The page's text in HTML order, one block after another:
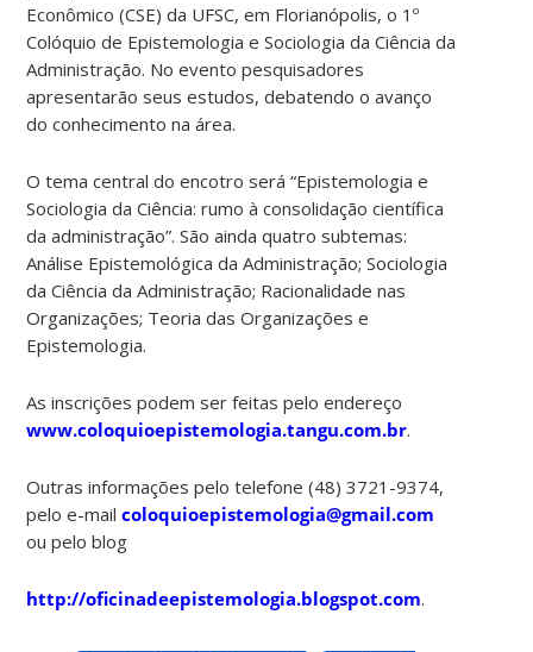
Econômico (CSE) da UFSC, em Florianópolis, o 1º
Colóquio de Epistemologia e Sociologia da Ciência da
Administração. No evento pesquisadores
apresentarão seus estudos, debatendo o avanço
do conhecimento na área.
O tema central do encotro será “Epistemologia e
Sociologia da Ciência: rumo à consolidação científica
da administração”. São ainda quatro subtemas:
Análise Epistemológica da Administração; Sociologia
da Ciência da Administração; Racionalidade nas
Organizações; Teoria das Organizações e
Epistemologia.
As inscrições podem ser feitas pelo endereço
www.coloquioepistemologia.tangu.com.br.
Outras informações pelo telefone (48) 3721-9374,
pelo e-mailcoloquioepistemologia@gmail.com
ou pelo blog
http://oficinadeepistemologia.blogspot.com.